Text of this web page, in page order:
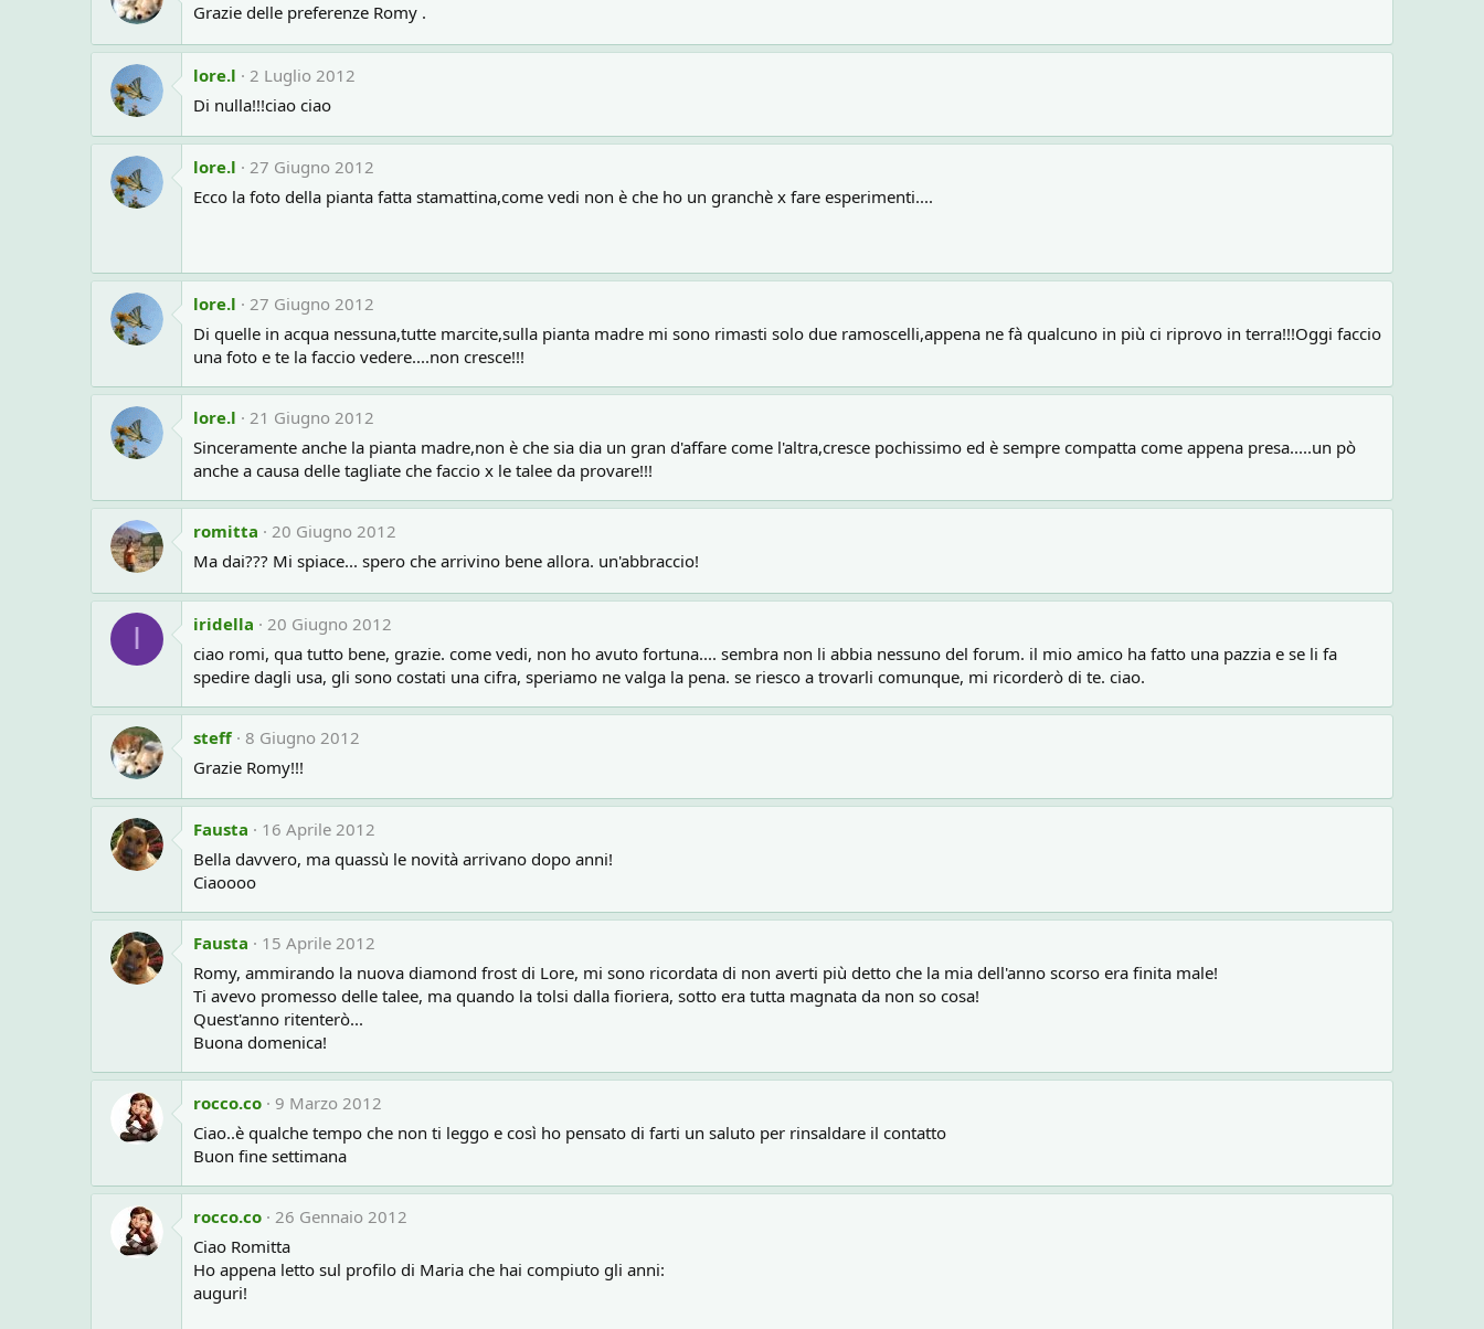
Grazie delle preferenze Romy .
lore.l
2 Luglio 2012
Di nulla!!!ciao ciao
lore.l
27 Giugno 2012
Ecco la foto della pianta fatta stamattina,come vedi non è che ho un granchè x fare esperimenti....
lore.l
27 Giugno 2012
Di quelle in acqua nessuna,tutte marcite,sulla pianta madre mi sono rimasti solo due ramoscelli,appena ne fà qualcuno in più ci riprovo in terra!!!Oggi faccio
una foto e te la faccio vedere....non cresce!!!
lore.l
21 Giugno 2012
Sinceramente anche la pianta madre,non è che sia dia un gran d'affare come l'altra,cresce pochissimo ed è sempre compatta come appena presa.....un pò
anche a causa delle tagliate che faccio x le talee da provare!!!
romitta
20 Giugno 2012
Ma dai??? Mi spiace... spero che arrivino bene allora. un'abbraccio!
I iridella
20 Giugno 2012
ciao romi, qua tutto bene, grazie. come vedi, non ho avuto fortuna.... sembra non li abbia nessuno del forum. il mio amico ha fatto una pazzia e se li fa
spedire dagli usa, gli sono costati una cifra, speriamo ne valga la pena. se riesco a trovarli comunque, mi ricorderò di te. ciao.
steff 8 Giugno 2012
Grazie Romy!!!
Fausta
16 Aprile 2012
Bella davvero, ma quassù le novità arrivano dopo anni!
Ciaoooo
Fausta
15 Aprile 2012
Romy, ammirando la nuova diamond frost di Lore, mi sono ricordata di non averti più detto che la mia dell'anno scorso era finita male!
Ti avevo promesso delle talee, ma quando la tolsi dalla fioriera, sotto era tutta magnata da non so cosa!
Quest'anno ritenterò...
Buona domenica!
rocco.co
9 Marzo 2012
Ciao..è qualche tempo che non ti leggo e così ho pensato di farti un saluto per rinsaldare il contatto
Buon fine settimana
rocco.co 26 Gennaio 2012
Ciao Romitta
Ho appena letto sul profilo di Maria che hai compiuto gli anni:
auguri!